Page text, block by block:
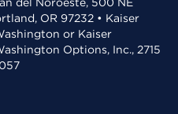
OR 97232 • Kaiser
or Kaiser
Options, Inc., 2715